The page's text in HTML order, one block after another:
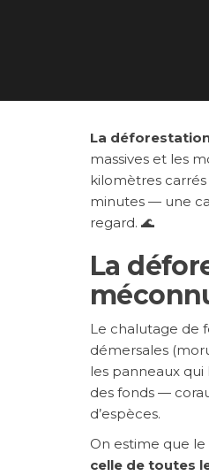
La
massives et les
kilomètres
minutes — une
regard. 🌊
La
Le chalutage de
démersales
les panneaux
des fonds —
d’espèces.
On estime que
celle de toutes